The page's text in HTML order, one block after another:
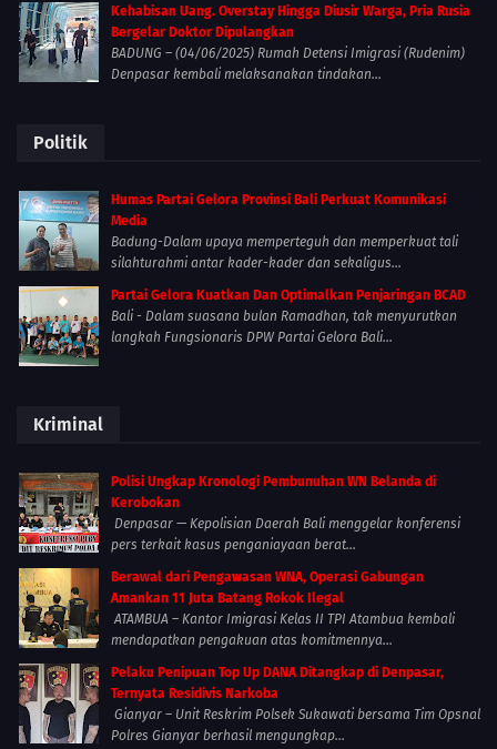
Kehabisan Uang. Overstay Hingga Diusir Warga, Pria Rusia
Bergelar Doktor Dipulangkan
BADUNG – (04/06/2025) Rumah Detensi Imigrasi (Rudenim)
Denpasar kembali melaksanakan tindakan...
Politik
Humas Partai Gelora Provinsi Bali Perkuat Komunikasi
Media
Badung-Dalam upaya memperteguh dan memperkuat tali
silahturahmi antar kader-kader dan sekaligus...
Partai Gelora Kuatkan Dan Optimalkan Penjaringan BCAD
Bali - Dalam suasana bulan Ramadhan, tak menyurutkan
langkah Fungsionaris DPW Partai Gelora Bali...
Kriminal
Polisi Ungkap Kronologi Pembunuhan WN Belanda di
Kerobokan
Denpasar — Kepolisian Daerah Bali menggelar konferensi
pers terkait kasus penganiayaan berat...
Berawal dari Pengawasan WNA, Operasi Gabungan
Amankan 11 Juta Batang Rokok Ilegal
ATAMBUA – Kantor Imigrasi Kelas II TPI Atambua kembali
mendapatkan pengakuan atas komitmennya...
Pelaku Penipuan Top Up DANA Ditangkap di Denpasar,
Ternyata Residivis Narkoba
Gianyar – Unit Reskrim Polsek Sukawati bersama Tim Opsnal
Polres Gianyar berhasil mengungkap...